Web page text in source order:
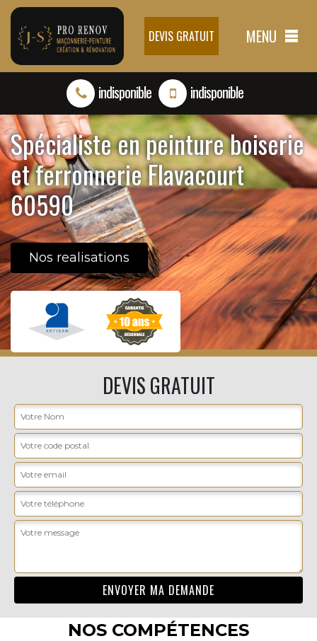
DEVIS GRATUIT MENU
indisponible indisponible
Spécialiste en peinture boiserie
et ferronnerie Flavacourt
60590
Nos realisations
DEVIS GRATUIT
NOS COMPÉTENCES